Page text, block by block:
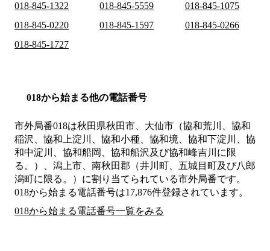
018-845-1322
018-845-5559
018-845-1075
018-845-0220
018-845-1597
018-845-0266
018-845-1727
018から始まる他の電話番号
市外局番018は秋田県秋田市、大仙市（協和荒川、協和
稲沢、協和上淀川、協和小種、協和境、協和下淀川、協
和中淀川、協和船岡、協和船沢及び協和峰吉川に限
る。）、潟上市、南秋田郡（井川町、五城目町及び八郎
潟町に限る。） に割り当てられている市外局番です。
018から始まる電話番号は17,876件登録されています。
018から始まる電話番号一覧をみる